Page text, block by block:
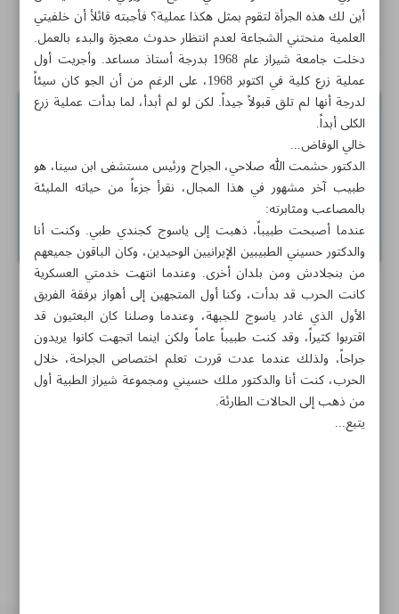
للأطفال
ابوعلي سينا الشيرازي
أين لك هذه الجرأة لتقوم بمثل هكذا عملية؟ فأجبته قائلأ أن خلفيتي
العلمية منحتني الشجاعة لعدم انتظار حدوث معجزة والبدء بالعمل.
دخلت جامعة شيراز عام 1968 بدرجة أستاذ مساعد. وأجريت أول
عملية زرع كلية في اكتوبر 1968، على الرغم من أن الجو كان سيئاً
لدرجة أنها لم تلق قبولاً جيداً. لكن لو لم أبدأ، لما بدأت عملية زرع
الكلى أبداً.
خالي الوفاض...
الدكتور حشمت الله صلاحي، الجراح ورئيس مستشفى ابن سينا، هو
طبيب آخر مشهور في هذا المجال، نقرأ جزءاً من حياته المليئة
بالمصاعب ومثابرته:
عندما أصبحت طبيباً، ذهبت إلى ياسوج كجندي طبي. وكنت أنا
والدكتور حسيني الطبيبين الإيرانيين الوحيدين، وكان الباقون جميعهم
من بنجلادش ومن بلدان أخرى. وعندما انتهت خدمتي العسكرية
كانت الحرب قد بدأت، وكنا أول المتجهين إلى أهواز برفقة الفريق
الأول الذي غادر ياسوج للجبهة، وعندما وصلنا كان البعثيون قد
اقتربوا كثيراً، وقد كنت طبيباً عاماً ولكن اينما اتجهت كانوا يريدون
جراحاً، ولذلك عندما عدت قررت تعلم اختصاص الجراحة، خلال
الحرب، كنت أنا والدكتور ملك حسيني ومجموعة شيراز الطبية أول
من ذهب إلى الحالات الطارئة.
يتبع...